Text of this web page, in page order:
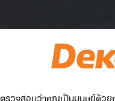
ตรวจสอบว่าคุณเป็นมนุษย์ด้วย